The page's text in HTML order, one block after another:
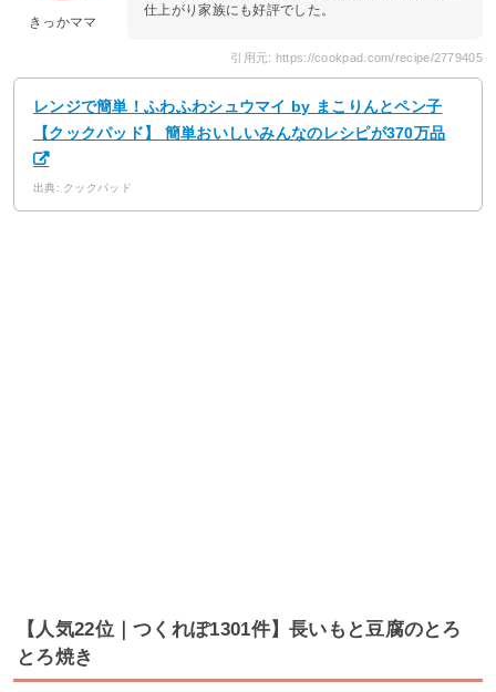
きっかママ
仕上がり家族にも好評でした。
引用元: https://cookpad.com/recipe/2779405
レンジで簡単！ふわふわシュウマイ by まこりんとペン子
【クックパッド】 簡単おいしいみんなのレシピが370万品
出典: クックパッド
【人気22位｜つくれぽ1301件】長いもと豆腐のとろ
とろ焼き